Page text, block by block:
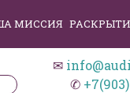
МИССИЯ
✉
✆